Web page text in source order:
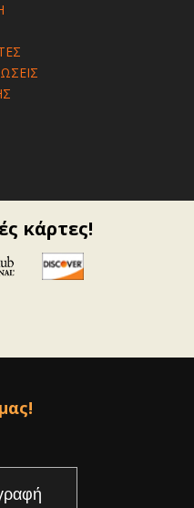
κάρτες!